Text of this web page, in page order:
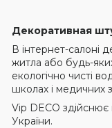
Декоративная
В інтернет-салоні
житла або будь-
екологічно чисті
школах і медичних
Vip DECO здійснює
України.